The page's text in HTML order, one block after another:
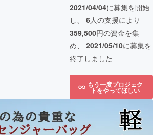
2021/04/04に募集を開始
し、 6人の支援により
359,500円の資金を集
め、 2021/05/10に募集を
終了しました
もう一度プロジェク
トをやってほしい